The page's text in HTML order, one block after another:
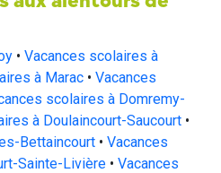
• Vacances scolaires à
à Marac • Vacances
scolaires à Domremy-
à Doulaincourt-Saucourt •
Bettaincourt • Vacances
Sainte-Livière • Vacances